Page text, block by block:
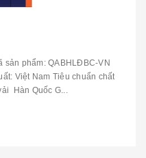
sản phẩm: QABHLĐBC-VN
Việt Nam Tiêu chuẩn chất
Hàn Quốc G...